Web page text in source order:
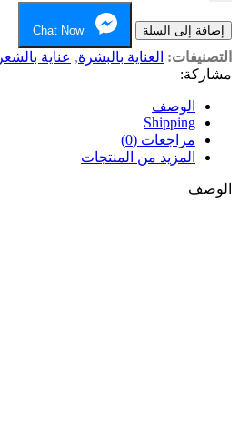
إضافة إلى السلة Chat Now
التصنيفات: العناية بالبشرة, عناية بالشعر
مشاركة:
الوصف
Shipping
مراجعات (0)
المزيد من المنتجات
الوصف